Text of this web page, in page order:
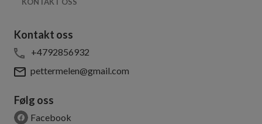
Kontakt oss
+4792856932
pettermelen@gmail.com
Følg oss
Facebook